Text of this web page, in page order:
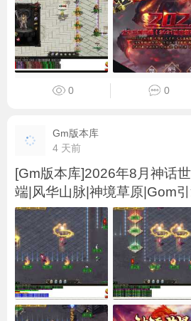
0 0
Gm版本库
4 天前
[Gm版本库]2026年8月神话
端|风华山脉|神境草原|Gom